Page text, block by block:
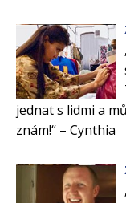
jednat s lidmi a
znám!“ – Cynthia